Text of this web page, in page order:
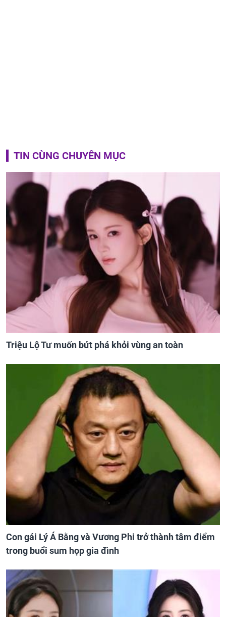
TIN CÙNG CHUYÊN MỤC
Triệu Lộ Tư muốn bứt phá khỏi vùng an toàn
Con gái Lý Á Bằng và Vương Phi trở thành tâm điểm
trong buổi sum họp gia đình